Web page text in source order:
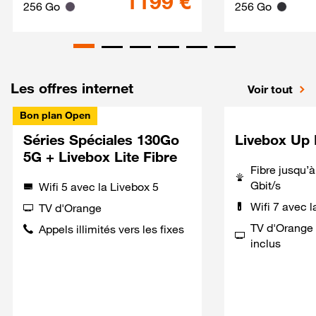
256 Go 256 Go
Les offres internet Voir tout
Bon plan Open
Séries Spéciales 130Go
5G + Livebox Lite Fibre
Wifi 5 avec la Livebox 5
TV d'Orange
Appels illimités vers les fixes
Livebox Up
Fibre
Gbit/s
Wifi 7 avec
TV
inclus